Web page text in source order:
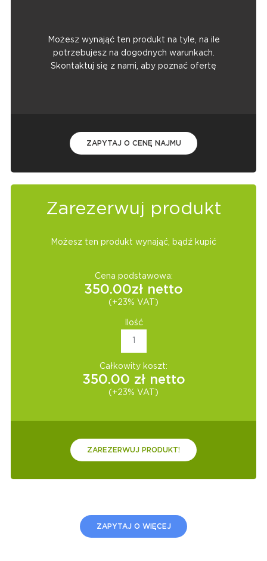
Możesz wynająć ten produkt na tyle, na ile
potrzebujesz na dogodnych warunkach.
Skontaktuj się z nami, aby poznać ofertę
ZAPYTAJ O CENĘ NAJMU
Zarezerwuj produkt
Możesz ten produkt wynająć, bądź kupić
Cena podstawowa:
350.00zł netto
(+23% VAT)
Ilość
Całkowity koszt:
350.00 zł netto
(+23% VAT)
ZAREZERWUJ PRODUKT!
ZAPYTAJ O WIĘCEJ